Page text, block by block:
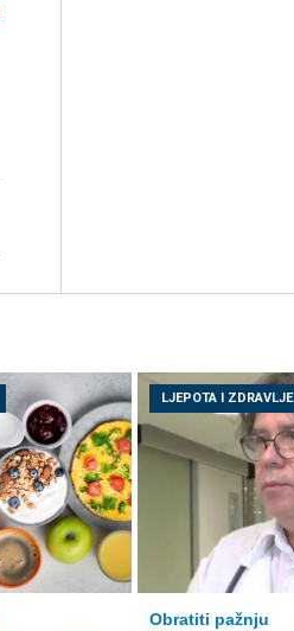
LJEPOTA I ZDRAVLJE
Obratiti pažnju